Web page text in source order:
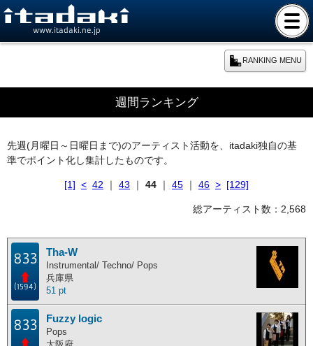
www.itadaki.ne.jp
RANKING MENU
本日のランキング
週間ランキング
年間ランキング
週間ランキング
先週(月曜日～日曜日まで)のアーティスト活動を、itadaki独自の基
準でポイント化し集計したものです。
[1] < 42 ｜ 43 ｜ 44 ｜ 45 ｜ 46 > [129]
総アーティスト数：2,568
833
(1594)
Tha-W
Instrumental/ Techno/ Pops
兵庫県
51 pt
833 Fuzzy logic
Pops